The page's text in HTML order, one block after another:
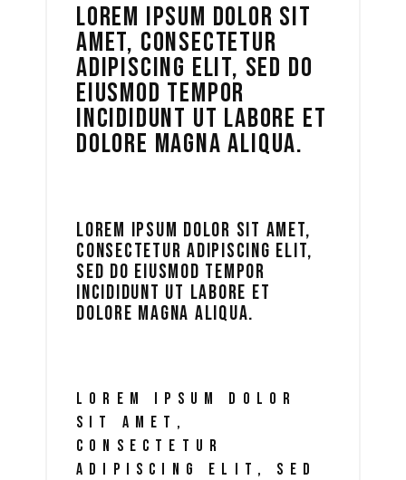
LOREM IPSUM DOLOR SIT
AMET, CONSECTETUR
ADIPISCING ELIT, SED DO
EIUSMOD TEMPOR
INCIDIDUNT UT LABORE ET
DOLORE MAGNA ALIQUA.
LOREM IPSUM DOLOR SIT AMET,
CONSECTETUR ADIPISCING ELIT,
SED DO EIUSMOD TEMPOR
INCIDIDUNT UT LABORE ET
DOLORE MAGNA ALIQUA.
LOREM IPSUM DOLOR
SIT AMET,
CONSECTETUR
ADIPISCING ELIT, SED